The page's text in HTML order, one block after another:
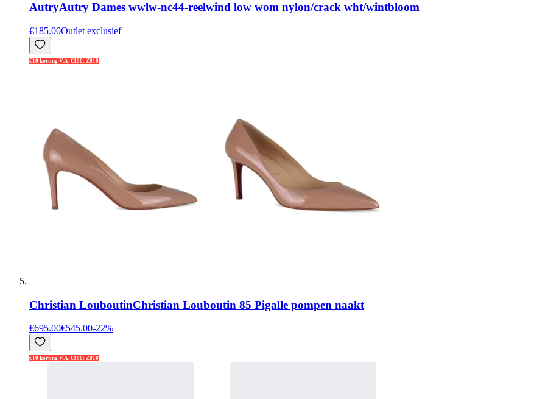
AutryAutry Dames wwlw-nc44-reelwind low wom nylon/crack wht/wintbloom
€185.00Outlet exclusief
€10 korting V.A. €100: Z010
Christian LouboutinChristian Louboutin 85 Pigalle pompen naakt
€695.00€545.00-22%
€10 korting V.A. €100: Z010